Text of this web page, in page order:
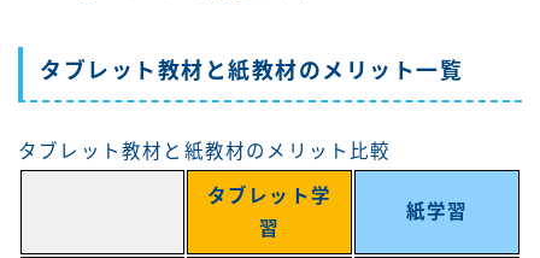
タブレット教材と紙教材のメリット一覧
タブレット教材と紙教材のメリット比較
タブレット学
習
紙学習